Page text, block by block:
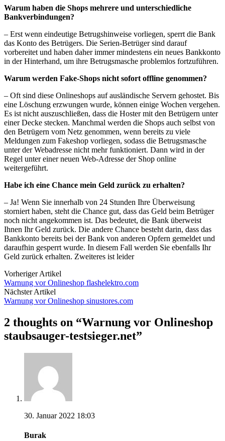
Warum haben die Shops mehrere und unterschiedliche
Bankverbindungen?
– Erst wenn eindeutige Betrugshinweise vorliegen, sperrt die Bank
das Konto des Betrügers. Die Serien-Betrüger sind darauf
vorbereitet und haben daher immer mindestens ein neues Bankkonto
in der Hinterhand, um ihre Betrugsmasche problemlos fortzuführen.
Warum werden Fake-Shops nicht sofort offline genommen?
– Oft sind diese Onlineshops auf ausländische Servern gehostet. Bis
eine Löschung erzwungen wurde, können einige Wochen vergehen.
Es ist nicht auszuschließen, dass die Hoster mit den Betrügern unter
einer Decke stecken. Manchmal werden die Shops auch selbst von
den Betrügern vom Netz genommen, wenn bereits zu viele
Meldungen zum Fakeshop vorliegen, sodass die Betrugsmasche
unter der Webadresse nicht mehr funktioniert. Dann wird in der
Regel unter einer neuen Web-Adresse der Shop online
weitergeführt.
Habe ich eine Chance mein Geld zurück zu erhalten?
– Ja! Wenn Sie innerhalb von 24 Stunden Ihre Überweisung
storniert haben, steht die Chance gut, dass das Geld beim Betrüger
noch nicht angekommen ist. Das bedeutet, die Bank überweist
Ihnen Ihr Geld zurück. Die andere Chance besteht darin, dass das
Bankkonto bereits bei der Bank von anderen Opfern gemeldet und
daraufhin gesperrt wurde. In diesem Fall werden Sie ebenfalls Ihr
Geld zurück erhalten. Zweiteres ist leider
Vorheriger Artikel
Warnung vor Onlineshop flashelektro.com
Nächster Artikel
Warnung vor Onlineshop sinustores.com
2 thoughts on “Warnung vor Onlineshop
staubsauger-testsieger.net”
30. Januar 2022 18:03
Burak